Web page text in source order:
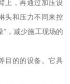
上，再通过加压设
头和压力不同来控
”，减少施工现场的
目的的设备。它具